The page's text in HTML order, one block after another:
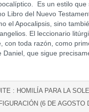
Es un estilo que
Libro del Nuevo
el Apocalipsis, sino
El leccionario
con toda razón, como
Daniel, que sigue
: HOMILÍA PARA LA
(6 DE AGOSTO